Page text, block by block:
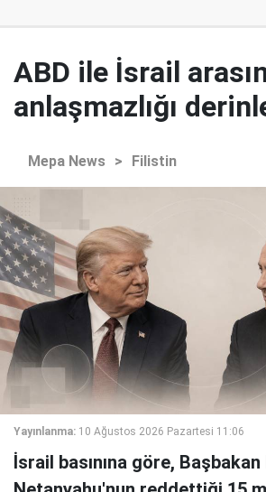
ABD ile İsrail
anlaşmazlığı
Mepa News > Filistin
Yayınlanma: 10 Ağustos 2026 Pazartesi 11:06
İsrail basınına göre,